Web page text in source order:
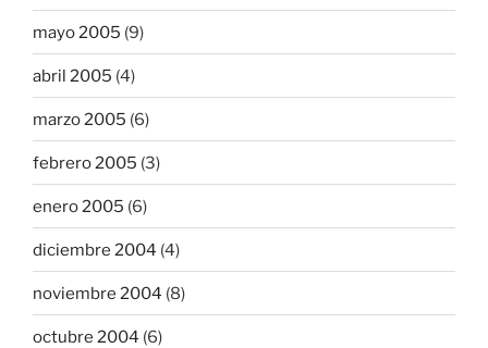
mayo 2005 (9)
abril 2005 (4)
marzo 2005 (6)
febrero 2005 (3)
enero 2005 (6)
diciembre 2004 (4)
noviembre 2004 (8)
octubre 2004 (6)